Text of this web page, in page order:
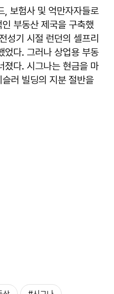
, 보험사 및 억만자자들로
부동산 제국을 구축했
성기 시절 런던의 셀프리
었다. 그러나 상업용 부동
졌다. 시그나는 현금을 마
러 빌딩의 지분 절반을